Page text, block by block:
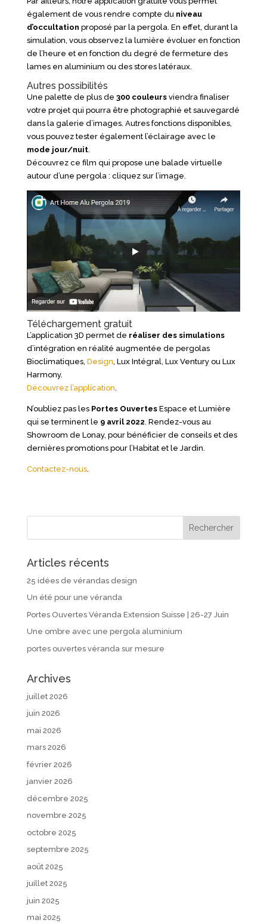
également de vous rendre compte du niveau
d’occultation proposé par la pergola. En effet, durant la
simulation, vous observez la lumière évoluer en fonction
de l’heure et en fonction du degré de fermeture des
lames en aluminium ou des stores latéraux.
Autres possibilités
Une palette de plus de 300 couleursviendra finaliser
votre projet qui pourra être photographié et sauvegardé
dans la galerie d’images. Autres fonctions disponibles,
vous pouvez tester également l’éclairage avec le
mode jour/nuit.
Découvrez ce film qui propose une balade virtuelle
autour d’une pergola : cliquez sur l’image.
Téléchargement gratuit
L’application 3D permet de réaliser des simulations
d’intégration en réalité augmentée de pergolas
Bioclimatiques, Design , Lux Intégral, Lux Ventury ou Lux
Harmony.
Découvrez l’application
N’oubliez pas les Portes OuvertesEspace et Lumière
qui se terminent le 9 avril 2022 . Rendez-vous au
Showroom de Lonay, pour bénéficier de conseils et des
dernières promotions pour l’Habitat et le Jardin.
Contactez-nous.
Articles récents
25 idées de vérandas design
Un été pour une véranda
Portes Ouvertes Véranda Extension Suisse | 26-27 Juin
Une ombre avec une pergola aluminium
portes ouvertes véranda sur mesure
Archives
juillet 2026
juin 2026
mai 2026
mars 2026
février 2026
janvier 2026
décembre 2025
novembre 2025
octobre 2025
septembre 2025
août 2025
juillet 2025
juin 2025
mai 2025